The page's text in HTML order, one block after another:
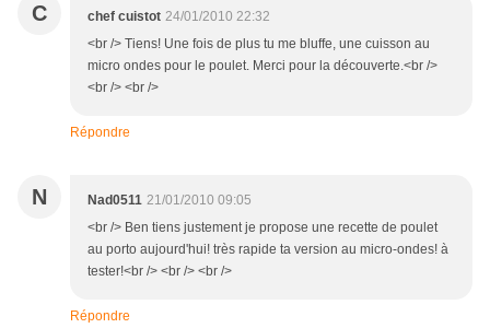
C chef cuistot 24/01/2010 22:32
<br /> Tiens! Une fois de plus tu me bluffe, une cuisson au
micro ondes pour le poulet. Merci pour la découverte.<br />
<br /> <br />
Répondre
N Nad0511 21/01/2010 09:05
<br /> Ben tiens justement je propose une recette de poulet
au porto aujourd'hui! très rapide ta version au micro-ondes! à
tester!<br /> <br /> <br />
Répondre